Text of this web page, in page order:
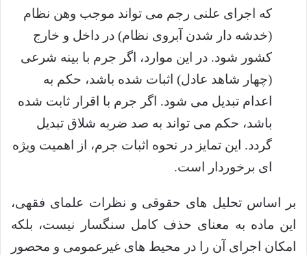
که اجرای علنی رجم می تواند موجب وهن نظام
(خدشه دار شدن آبروی نظام) در داخل و خارج
کشور شود. در این موارد، اگر جرم با بینه شرعی
(چهار شاهد عادل) اثبات شده باشد، حکم به
اعدام تبدیل می شود. اگر جرم با اقرار ثابت شده
باشد، حکم می تواند به صد ضربه شلاق تبدیل
گردد. این تمایز در نحوه اثبات جرم، از اهمیت ویژه
ای برخوردار است.
بر اساس تحلیل های حقوقی و نظرات علمای فقهی،
این ماده به معنای حذف کامل سنگسار نیست، بلکه
امکان اجرای آن را در محیط های غیرعمومی و محصور